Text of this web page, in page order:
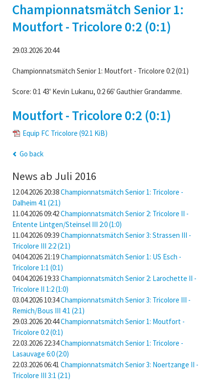
Championnatsmätch Senior 1:
Moutfort - Tricolore 0:2 (0:1)
29.03.2026 20:44
Championnatsmätch Senior 1: Moutfort - Tricolore 0:2 (0:1)
Score: 0:1 43' Kevin Lukanu, 0:2 66' Gauthier Grandamme.
Moutfort - Tricolore 0:2 (0:1)
Equip FC Tricolore (92.1 KiB)
Go back
News ab Juli 2016
12.04.2026 20:38Championnatsmätch Senior 1: Tricolore -
Dalheim 4:1 (2:1)
11.04.2026 09:42Championnatsmätch Senior 2: Tricolore II -
Entente Lintgen/Steinsel III 2:0 (1:0)
11.04.2026 09:39Championnatsmätch Senior 3: Strassen III -
Tricolore III 2:2 (2:1)
04.04.2026 21:19Championnatsmätch Senior 1: US Esch -
Tricolore 1:1 (0:1)
04.04.2026 19:33 Championnatsmätch Senior 2: Larochette II -
Tricolore II 1:2 (1:0)
03.04.2026 10:34Championnatsmätch Senior 3: Tricolore III -
Remich/Bous III 4:1 (2:1)
29.03.2026 20:44Championnatsmätch Senior 1: Moutfort -
Tricolore 0:2 (0:1)
22.03.2026 22:34Championnatsmätch Senior 1: Tricolore -
Lasauvage 6:0 (2:0)
22.03.2026 06:41 Championnatsmätch Senior 3: Noertzange II -
Tricolore III 3:1 (2:1)